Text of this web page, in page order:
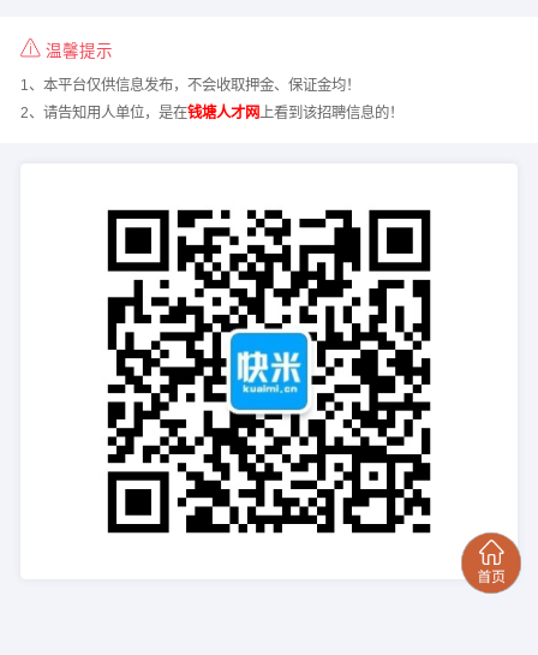
温馨提示
1、本平台仅供信息发布，不会收取押金、保证金均！
2、请告知用人单位，是在钱塘人才网上看到该招聘信息的！